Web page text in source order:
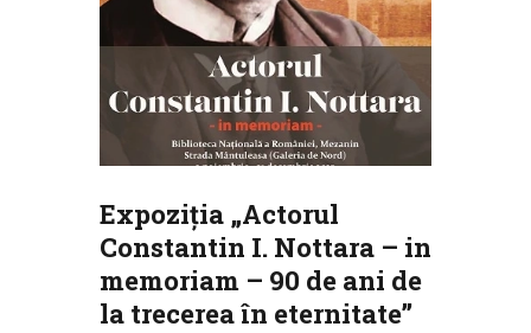
Expoziția „Actorul
Constantin I. Nottara – in
memoriam – 90 de ani de
la trecerea în eternitate”